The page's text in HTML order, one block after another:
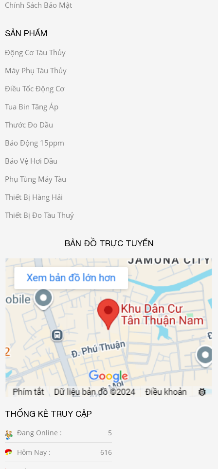
Chính Sách Bảo Mật
SẢN PHẨM
Động Cơ Tàu Thủy
Máy Phụ Tàu Thủy
Điều Tốc Động Cơ
Tua Bin Tăng Áp
Thước Đo Dầu
Báo Động 15ppm
Bảo Vệ Hơi Dầu
Phụ Tùng Máy Tàu
Thiết Bị Hàng Hải
Thiết Bị Đo Tàu Thuỷ
BẢN ĐỒ TRỰC TUYẾN
THỐNG KÊ TRUY CẬP
Đang Online : 5
Hôm Nay : 616